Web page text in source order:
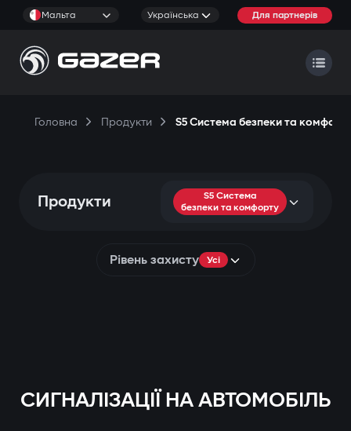
Мальта Українська Для партнерів
Головна Продукти S5 Система безпеки та
Продукти
S5 Система
безпеки та комфорту
Рівень захисту Усі
СИГНАЛІЗАЦІЇ НА АВТОМОБІЛЬ